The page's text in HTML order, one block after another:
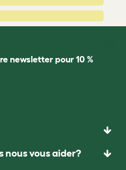
newsletter pour 10 %
nous vous aider?